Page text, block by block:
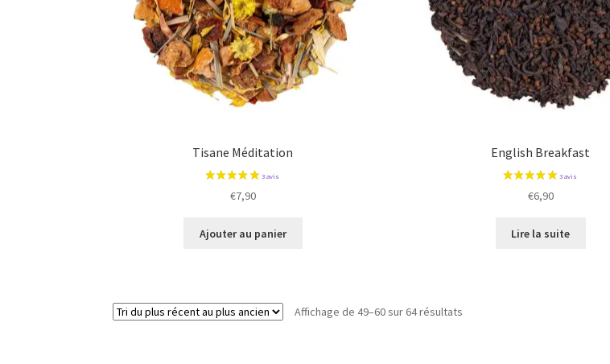
Tisane Méditation
€7,90
Ajouter au panier
English Breakfast
€6,90
Lire la suite
Affichage de 49–60 sur 64 résultats